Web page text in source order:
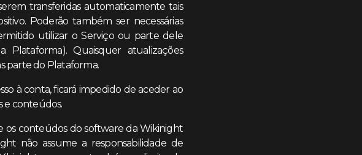
transferidas automaticamente tais
Poderão também ser necessárias
utilizar o Serviço ou parte dele
Quaisquer atualizações
parte do Plataforma.
à conta, ficará impedido de aceder ao
e conteúdos.
os conteúdos do software da Wikinight
não assume a responsabilidade de